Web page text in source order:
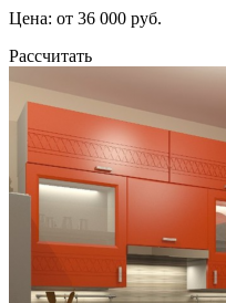
Цена: от 36 000 руб.
Рассчитать